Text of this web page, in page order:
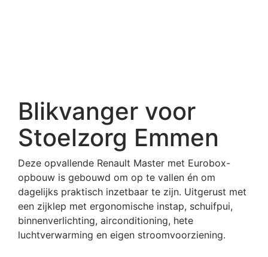
Blikvanger voor
Stoelzorg Emmen
Deze opvallende Renault Master met Eurobox-
opbouw is gebouwd om op te vallen én om
dagelijks praktisch inzetbaar te zijn. Uitgerust met
een zijklep met ergonomische instap, schuifpui,
binnenverlichting, airconditioning, hete
luchtverwarming en eigen stroomvoorziening.